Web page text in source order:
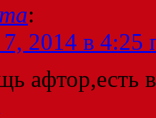
:
2014 в 4:25
афтор,есть